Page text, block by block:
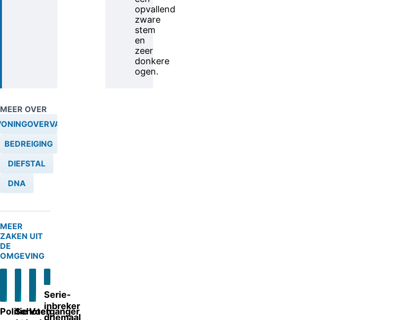
opvallend
zware
stem
en
zeer
donkere
ogen.
MEER OVER
BEDREIGING
DIEFSTAL
DNA
MEER
ZAKEN UIT
DE
OMGEVING
PolitieSchoten
Voetganger
Serie-
inbreker
driemaal